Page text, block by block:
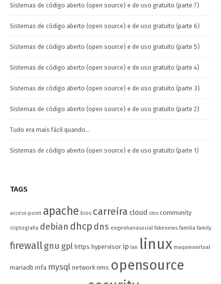
Sistemas de código aberto (open source) e de uso gratuito (parte 7)
Sistemas de código aberto (open source) e de uso gratuito (parte 6)
Sistemas de código aberto (open source) e de uso gratuito (parte 5)
Sistemas de código aberto (open source) e de uso gratuito (parte 4)
Sistemas de código aberto (open source) e de uso gratuito (parte 3)
Sistemas de código aberto (open source) e de uso gratuito (parte 2)
Tudo era mais fácil quando…
Sistemas de código aberto (open source) e de uso gratuito (parte 1)
TAGS
access-point apache bios carreira cloud cms community
criptografia debian dhcp dns engenhariasocial fakenews familia family
firewallgnu gpl https hypervisor ip lan linux maquinavirtual
mariadb mfa mysql network nms opensource